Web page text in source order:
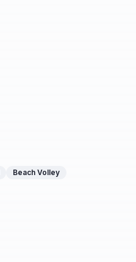
Beach Volley